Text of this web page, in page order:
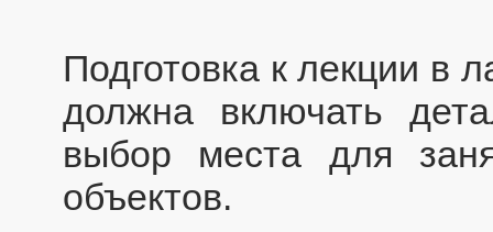
Подготовка к лекции в
должна включать
выбор места для
объектов.